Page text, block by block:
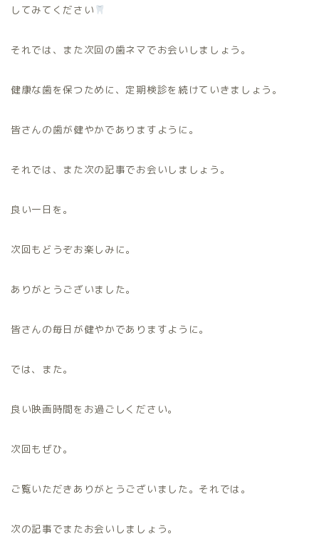
してみてください
それでは、また次回の歯ネマでお会いしましょう。
健康な歯を保つために、定期検診を続けていきましょう。
皆さんの歯が健やかでありますように。
それでは、また次の記事でお会いしましょう。
良い一日を。
次回もどうぞお楽しみに。
ありがとうございました。
皆さんの毎日が健やかでありますように。
では、また。
良い映画時間をお過ごしください。
次回もぜひ。
ご覧いただきありがとうございました。それでは。
次の記事でまたお会いしましょう。